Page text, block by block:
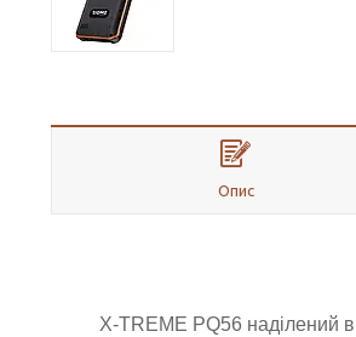
Опис
X-TREME PQ56 наділений